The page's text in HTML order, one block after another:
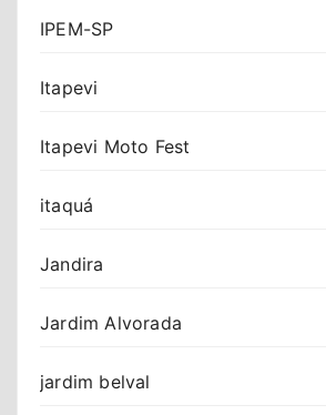
IPEM-SP
Itapevi
Itapevi Moto Fest
itaquá
Jandira
Jardim Alvorada
jardim belval